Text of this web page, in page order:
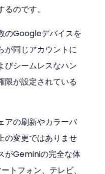
のです。
のGoogleデバイスを
が同じアカウントに
びシームレスなハン
限が設定されている
アの刷新やカラーバ
の変更ではありませ
がGeminiの完全な体
トフォン、テレビ、